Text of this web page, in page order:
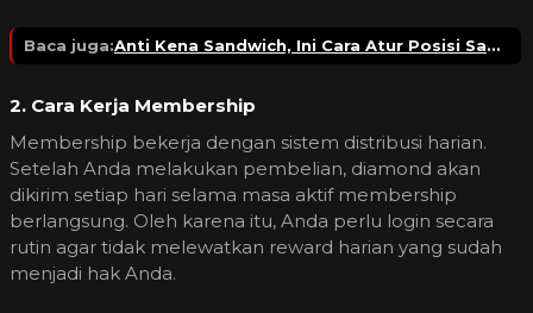
Baca juga: Anti Kena Sandwich, Ini Cara Atur Posisi Saat Late Game di Free Fire!
2. Cara Kerja Membership
Membership bekerja dengan sistem distribusi harian.
Setelah Anda melakukan pembelian, diamond akan
dikirim setiap hari selama masa aktif membership
berlangsung. Oleh karena itu, Anda perlu login secara
rutin agar tidak melewatkan reward harian yang sudah
menjadi hak Anda.